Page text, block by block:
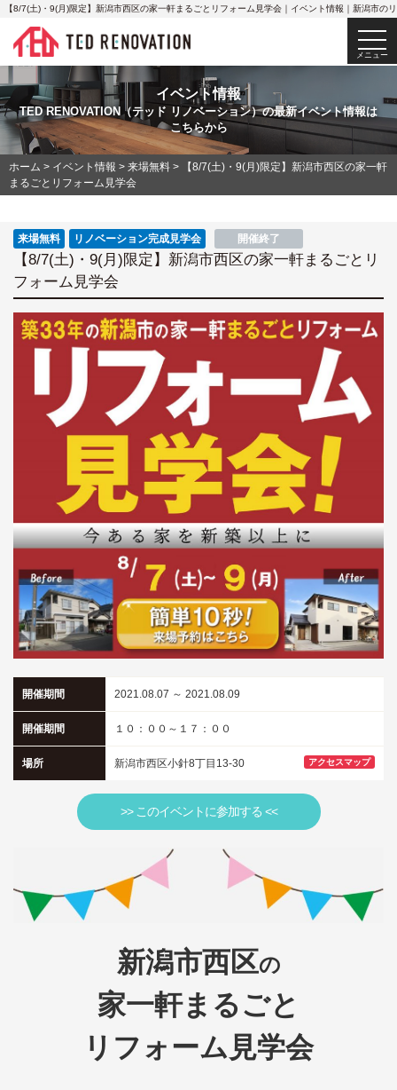
【8/7(土)・9(月)限定】新潟市西区の家一軒まるごとリフォーム見学会｜イベント情報｜新潟市の
メニュー
イベント情報
TED RENOVATION（テッド リノベーション）の最新イベント情報は
こちらから
ホーム > イベント情報 > 来場無料 >
【8/7(土)・9(月)限定】新潟市西区の家一軒
まるごとリフォーム見学会
来場無料 リノベーション完成見学会 開催終了
【8/7(土)・9(月)限定】新潟市西区の家一軒まるごとリ
フォーム見学会
開催期間 2021.08.07 ～ 2021.08.09
開催期間 １０：００～１７：００
場所 新潟市西区小針8丁目13-30 アクセスマップ
>> このイベントに参加する <<
新潟市西区の
家一軒まるごと
リフォーム見学会